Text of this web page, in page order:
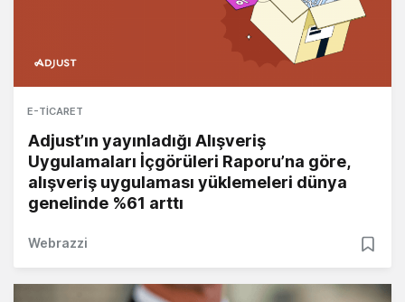
E-TICARET
Adjust’ın yayınladığı Alışveriş
Uygulamaları İçgörüleri Raporu’na göre,
alışveriş uygulaması yüklemeleri dünya
genelinde %61 arttı
Webrazzi